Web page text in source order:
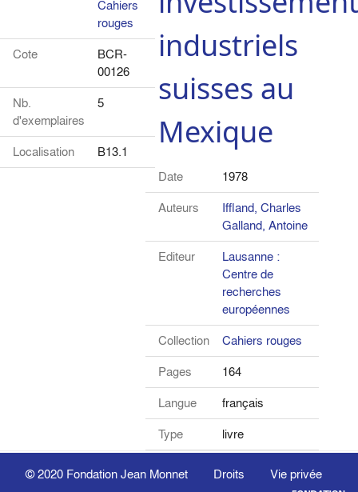
Cahiers
rouges
Cote
BCR-
00126
Nb.
d'exemplaires
5
Localisation B13.1
industriels
suisses au
Mexique
Date
1978
Auteurs
Iffland, Charles
Galland, Antoine
Editeur
Lausanne :
Centre de
recherches
européennes
Collection
Cahiers rouges
Pages
164
Langue
français
Type
livre
© 2020 Fondation Jean Monnet Droits Vie privée